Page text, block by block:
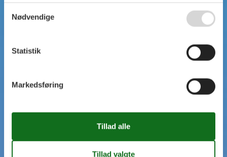
Nødvendige
Statistik
Markedsføring